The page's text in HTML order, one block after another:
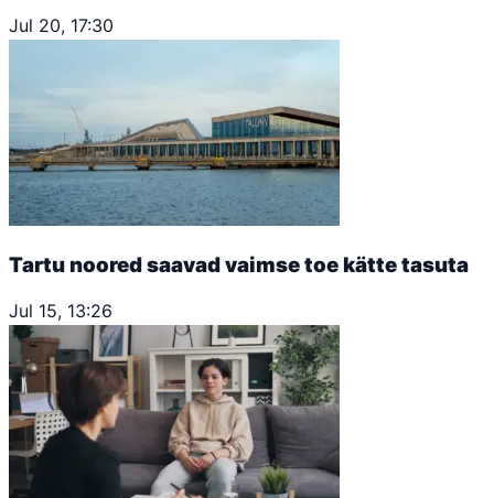
Jul 20, 17:30
Tartu noored saavad vaimse toe kätte tasuta
Jul 15, 13:26